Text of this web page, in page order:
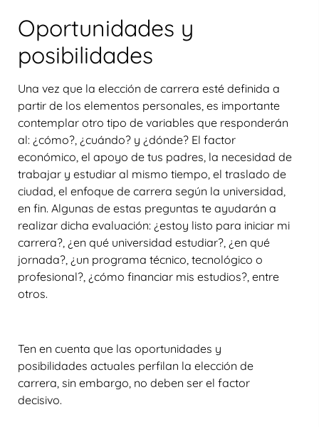
Oportunidades y
posibilidades
Una vez que la elección de carrera esté definida a
partir de los elementos personales, es importante
contemplar otro tipo de variables que responderán
al: ¿cómo?, ¿cuándo? y ¿dónde? El factor
económico, el apoyo de tus padres, la necesidad de
trabajar y estudiar al mismo tiempo, el traslado de
ciudad, el enfoque de carrera según la universidad,
en fin. Algunas de estas preguntas te ayudarán a
realizar dicha evaluación: ¿estoy listo para iniciar mi
carrera?, ¿en qué universidad estudiar?, ¿en qué
jornada?, ¿un programa técnico, tecnológico o
profesional?, ¿cómo financiar mis estudios?, entre
otros.
Ten en cuenta que las oportunidades y
posibilidades actuales perfilan la elección de
carrera, sin embargo, no deben ser el factor
decisivo.